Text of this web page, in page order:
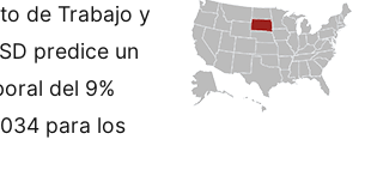
de Trabajo y
predice un
del 9%
para los